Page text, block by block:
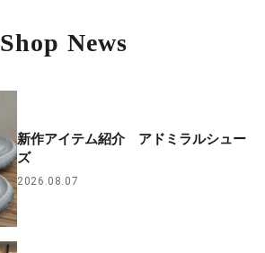
Shop News
新作アイテム紹介 アドミラルシュー
ズ
2026.08.07